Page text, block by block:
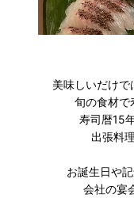
美味しいだけで
旬の食材で
寿司暦15
出張料
お誕生日や
会社の宴